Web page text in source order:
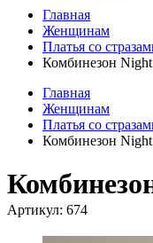
Главная
Женщинам
Платья со
Комбинезон
Главная
Женщинам
Платья со
Комбинезон
Артикул: 674